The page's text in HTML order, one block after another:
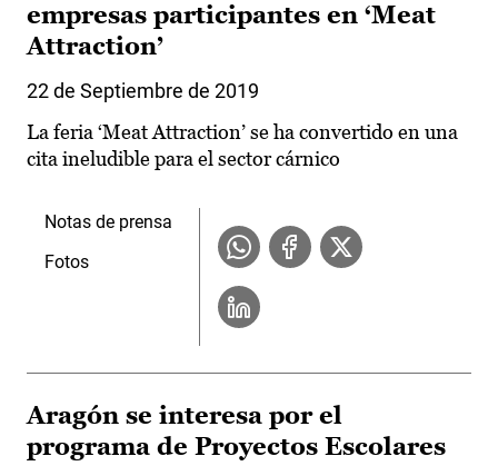
empresas participantes en ‘Meat
Attraction’
22 de Septiembre de 2019
La feria ‘Meat Attraction’ se ha convertido en una
cita ineludible para el sector cárnico
Notas de prensa
Fotos
Aragón se interesa por el
programa de Proyectos Escolares